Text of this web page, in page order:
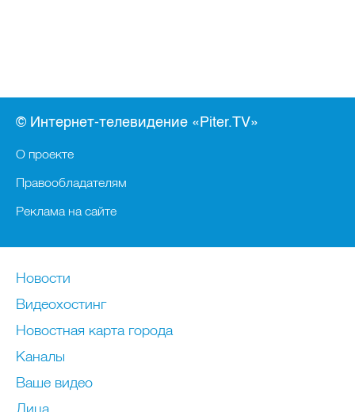
© Интернет-телевидение «Piter.TV»
О проекте
Правообладателям
Реклама на сайте
Новости
Видеохостинг
Новостная карта города
Каналы
Ваше видео